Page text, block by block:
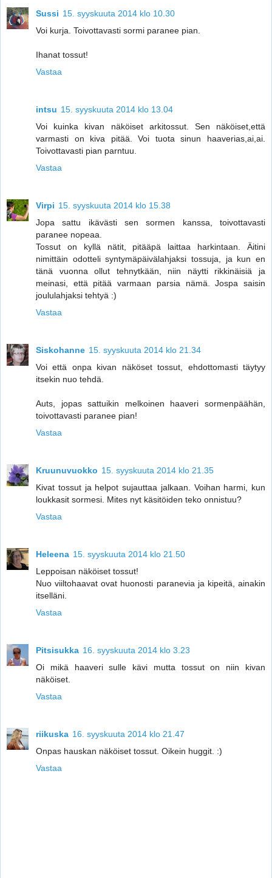
Sussi 15. syyskuuta 2014 klo 10.30
Voi kurja. Toivottavasti sormi paranee pian.
Ihanat tossut!
Vastaa
intsu 15. syyskuuta 2014 klo 13.04
Voi kuinka kivan näköiset arkitossut. Sen näköiset,että
varmasti on kiva pitää. Voi tuota sinun haaverias,ai,ai.
Toivottavasti pian parntuu.
Vastaa
Virpi 15. syyskuuta 2014 klo 15.38
Jopa sattu ikävästi sen sormen kanssa, toivottavasti
paranee nopeaa.
Tossut on kyllä nätit, pitääpä laittaa harkintaan. Äitini
nimittäin odotteli syntymäpäivälahjaksi tossuja, ja kun en
tänä vuonna ollut tehnytkään, niin näytti rikkinäisiä ja
meinasi, että pitää varmaan parsia nämä. Jospa saisin
joululahjaksi tehtyä :)
Vastaa
Siskohanne 15. syyskuuta 2014 klo 21.34
Voi että onpa kivan näköset tossut, ehdottomasti täytyy
itsekin nuo tehdä.
Auts, jopas sattuikin melkoinen haaveri sormenpäähän,
toivottavasti paranee pian!
Vastaa
Kruunuvuokko 15. syyskuuta 2014 klo 21.35
Kivat tossut ja helpot sujauttaa jalkaan. Voihan harmi, kun
loukkasit sormesi. Mites nyt käsitöiden teko onnistuu?
Vastaa
Heleena 15. syyskuuta 2014 klo 21.50
Leppoisan näköiset tossut!
Nuo viiltohaavat ovat huonosti paranevia ja kipeitä, ainakin
itselläni.
Vastaa
Pitsisukka 16. syyskuuta 2014 klo 3.23
Oi mikä haaveri sulle kävi mutta tossut on niin kivan
näköiset.
Vastaa
riikuska 16. syyskuuta 2014 klo 21.47
Onpas hauskan näköiset tossut. Oikein huggit. :)
Vastaa